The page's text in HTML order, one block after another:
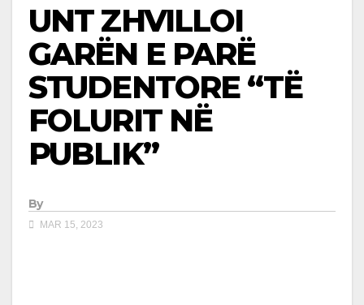
UNT ZHVILLOI
GARËN E PARË
STUDENTORE “TË
FOLURIT NË
PUBLIK”
By
MAR 15, 2023